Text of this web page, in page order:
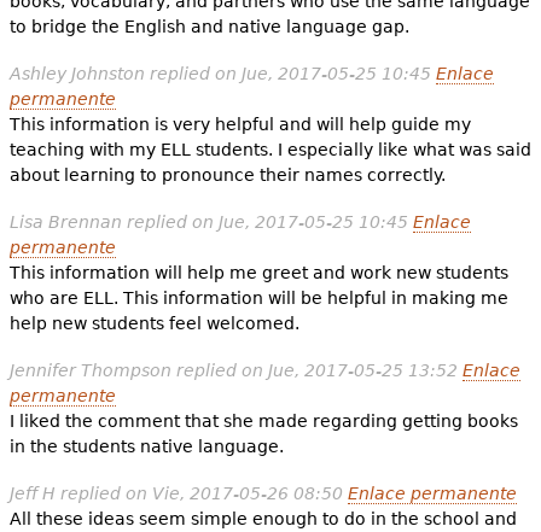
to bridge the English and native language gap.
Ashley Johnston replied on Jue, 2017-05-25 10:45 Enlace
permanente
This information is very helpful and will help guide my
teaching with my ELL students. I especially like what was said
about learning to pronounce their names correctly.
Lisa Brennan replied on Jue, 2017-05-25 10:45 Enlace
permanente
This information will help me greet and work new students
who are ELL. This information will be helpful in making me
help new students feel welcomed.
Jennifer Thompson replied on Jue, 2017-05-25 13:52 Enlace
permanente
I liked the comment that she made regarding getting books
in the students native language.
Jeff H replied on Vie, 2017-05-26 08:50 Enlace permanente
All these ideas seem simple enough to do in the school and